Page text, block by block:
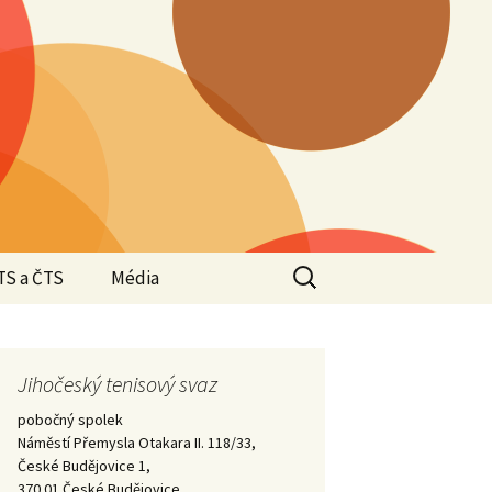
Halové oblastní
přebory 2024/2025 –
vítězové
Valná hromada JTS
2024
Krajští přeborníci –
2023
Valná hromada JTS
a ČTS Média Vyhledávání
Jihočeský tenisový svaz
pobočný spolek
Náměstí Přemysla Otakara II. 118/33,
České Budějovice 1,